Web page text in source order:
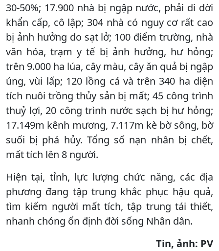
30-50%; 17.900 nhà bị ngập nước, phải di dời
khẩn cấp, cô lập; 304 nhà có nguy cơ rất cao
bị ảnh hưởng do sạt lở; 100 điểm trường, nhà
văn hóa, trạm y tế bị ảnh hưởng, hư hỏng;
trên 9.000 ha lúa, cây màu, cây ăn quả bị ngập
úng, vùi lấp; 120 lồng cá và trên 340 ha diện
tích nuôi trồng thủy sản bị mất; 45 công trình
thuỷ lợi, 20 công trình nước sạch bị hư hỏng;
17.149m kênh mương, 7.117m kè bờ sông, bờ
suối bị phá hủy. Tổng số nạn nhân bị chết,
mất tích lên 8 người.
Hiện tại, tỉnh, lực lượng chức năng, các địa
phương đang tập trung khắc phục hậu quả,
tìm kiếm người mất tích, tập trung tái thiết,
nhanh chóng ổn định đời sống Nhân dân.
Tin, ảnh: PV